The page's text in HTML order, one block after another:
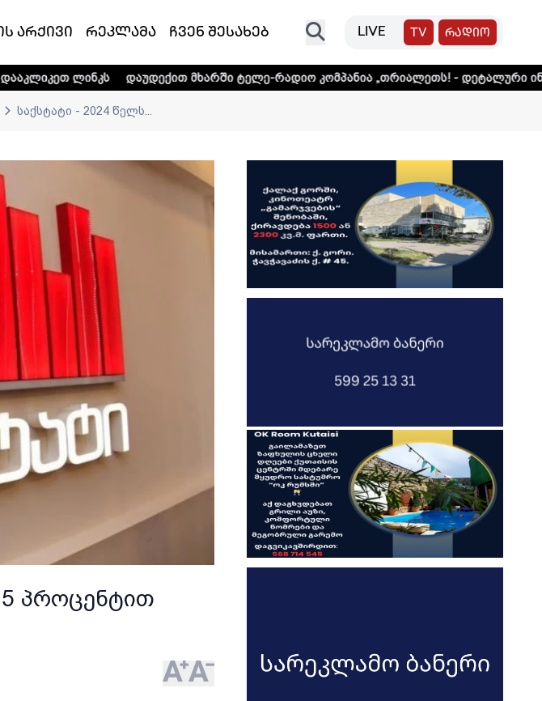
არქივი რეკლამა ჩვენ შესახებ LIVE TV რადიო
დაუდექით მხარში ტელე-რადიო კომპანია „თრიალეთს! - დეტალური
საქსტატი - 2024 წელს...
პროცენტით